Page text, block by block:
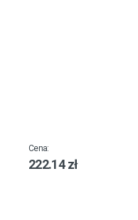
Cena:
222.14 zł